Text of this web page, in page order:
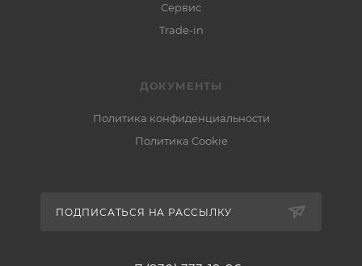
Сервис
Trade-in
ДОКУМЕНТЫ
Политика конфиденциальности
Политика Cookie
ПОДПИСАТЬСЯ НА РАССЫЛКУ